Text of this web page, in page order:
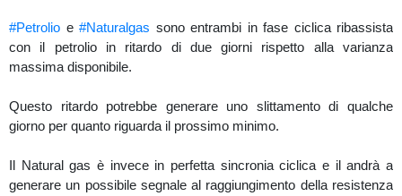
#Petrolio e #Naturalgas sono entrambi in fase ciclica ribassista
con il petrolio in ritardo di due giorni rispetto alla varianza
massima disponibile.
Questo ritardo potrebbe generare uno slittamento di qualche
giorno per quanto riguarda il prossimo minimo.
Il Natural gas è invece in perfetta sincronia ciclica e il andrà a
generare un possibile segnale al raggiungimento della resistenza